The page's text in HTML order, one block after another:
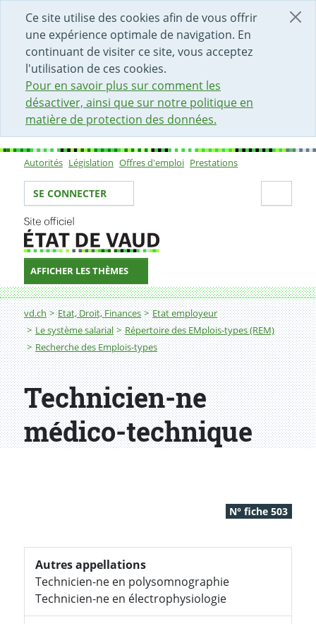
Ce site utilise des cookies afin de vous offrir
une expérience optimale de navigation. En
continuant de visiter ce site, vous acceptez
l'utilisation de ces cookies.
Pour en savoir plus sur comment les
désactiver, ainsi que sur notre politique en
matière de protection des données.
DÉBUT DU CONTENU DE LA PAGE
ACCÈS AU CHAMP DE RECHERCHE
PAGE D'ACCUEIL
FORMULAIRE DE CONTACT
Sous-navigation
Autorités Législation Offres d'emploi Prestations
Votre identité
SE CONNECTER
AFFICHER LES THÈMES
Fil d'Ariane
vd.ch Etat, Droit, Finances
Etat employeur
Le système salarial
Répertoire des EMplois-types (REM)
Recherche des Emplois-types
Technicien-ne médico-technique
Technicien-ne
médico-technique
N° fiche 503
Autres appellations
Technicien-ne en polysomnographie
Technicien-ne en électrophysiologie